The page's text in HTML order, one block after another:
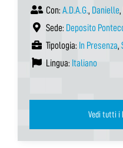
Con: A.D.A.G., Danielle,
Sede: Deposito
Tipologia: In Presenza,
Lingua: Italiano
Vedi tutti i